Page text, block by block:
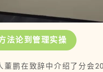
法论到管理实操
鹏在致辞中介绍了分会